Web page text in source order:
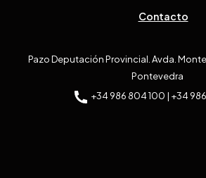
Contacto
Pazo Deputación Provincial. Avda.
Pontevedra
+34 986 804 100 | +34